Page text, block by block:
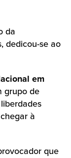
da
dedicou-se ao
em
grupo de
à
que